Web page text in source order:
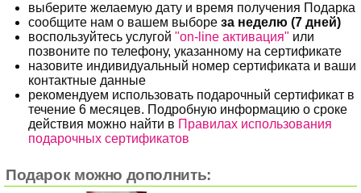
выберите желаемую дату и время получения Подарка
сообщите нам о вашем выборе за неделю (7 дней)
воспользуйтесь услугой "on-line активация" или
позвоните по телефону, указанному на сертификате
назовите индивидуальный номер сертификата и ваши
контактные данные
рекомендуем использовать подарочный сертификат в
течение 6 месяцев. Подробную информацию о сроке
действия можно найти в Правилах использования
подарочных сертификатов
Подарок можно дополнить: